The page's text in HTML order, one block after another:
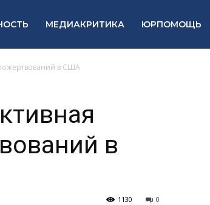
МЕДИАКРИТИКА ЮРПОМОЩЬ
в США
в
0
1130